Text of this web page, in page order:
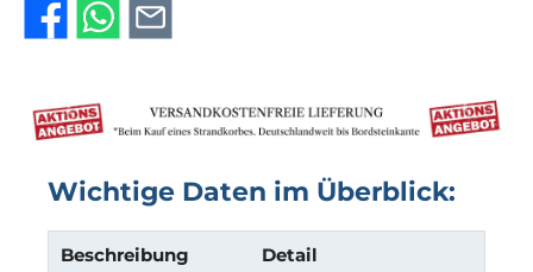
Wichtige Daten im Überblick:
Beschreibung
Detail